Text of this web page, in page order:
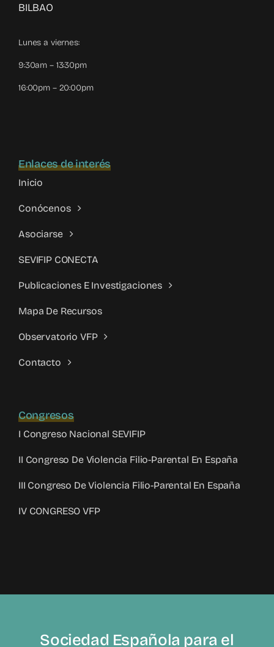
BILBAO
Lunes a viernes:
9:30am – 13:30pm
16:00pm – 20:00pm
Enlaces de interés
Inicio
Conócenos
Asociarse
SEVIFIP CONECTA
Publicaciones E Investigaciones
Mapa De Recursos
Observatorio VFP
Contacto
Congresos
I Congreso Nacional SEVIFIP
II Congreso De Violencia Filio-Parental En España
III Congreso De Violencia Filio-Parental En España
IV CONGRESO VFP
Sociedad Española para el